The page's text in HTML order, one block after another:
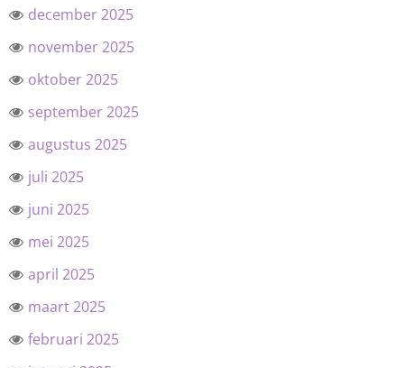
december 2025
november 2025
oktober 2025
september 2025
augustus 2025
juli 2025
juni 2025
mei 2025
april 2025
maart 2025
februari 2025